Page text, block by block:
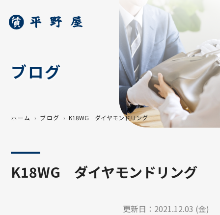
ブログ
ホーム ブログ K18WG ダイヤモンドリング
K18WG ダイヤモンドリング
更新日： 2021.12.03 (金)